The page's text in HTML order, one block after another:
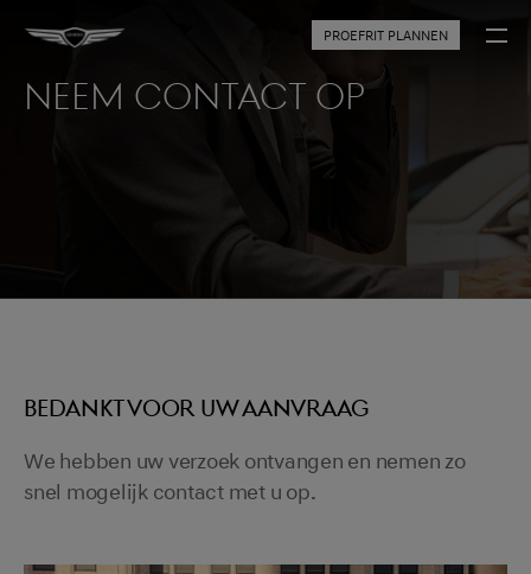
PROEFRIT PLANNEN
Neem contact op
BEDANKT VOOR UW AANVRAAG
We hebben uw verzoek ontvangen en nemen zo
snel mogelijk contact met u op.